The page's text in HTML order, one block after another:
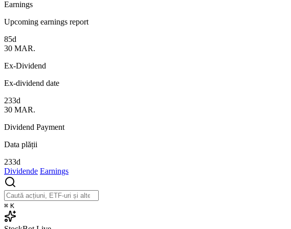
Earnings
Upcoming earnings report
85d
30 MAR.
Ex-Dividend
Ex-dividend date
233d
30 MAR.
Dividend Payment
Data plății
233d
Dividende Earnings
⌘ K